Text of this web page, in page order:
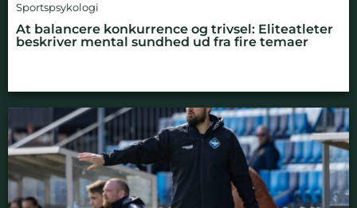
Sportspsykologi
At balancere konkurrence og trivsel: Eliteatleter
beskriver mental sundhed ud fra fire temaer